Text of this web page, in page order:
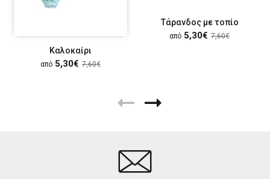
Καλοκαίρι
από 5,30€ 7,60€
Τάρανδος με τοπίο
από 5,30€ 7,60€